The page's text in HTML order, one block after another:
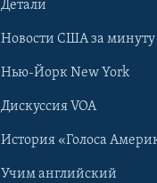
Детали
Новости США за минуту
Нью-Йорк New York
Дискуссия VOA
История «Голоса
Учим английский